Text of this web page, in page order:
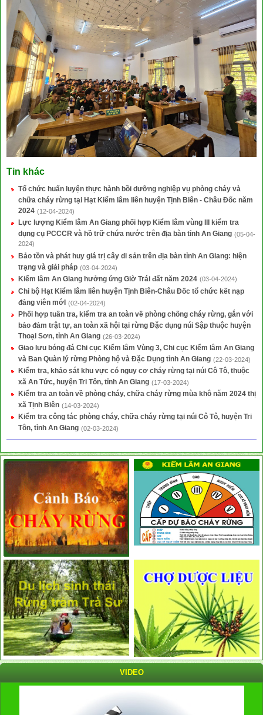
Tin khác
Tổ chức huấn luyện thực hành bồi dưỡng nghiệp vụ phòng cháy và
chữa cháy rừng tại Hạt Kiểm lâm liên huyện Tịnh Biên - Châu Đốc năm
2024 (12-04-2024)
Lực lượng Kiểm lâm An Giang phối hợp Kiểm lâm vùng III kiểm tra
dụng cụ PCCCR và hồ trữ chứa nước trên địa bàn tỉnh An Giang (05-04-
2024)
Bảo tồn và phát huy giá trị cây di sản trên địa bàn tỉnh An Giang: hiện
trạng và giải pháp (03-04-2024)
Kiểm lâm An Giang hưởng ứng Giờ Trái đất năm 2024 (03-04-2024)
Chi bộ Hạt Kiểm lâm liên huyện Tịnh Biên-Châu Đốc tổ chức kết nạp
đảng viên mớI (02-04-2024)
Phối hợp tuần tra, kiểm tra an toàn về phòng chống cháy rừng, gắn với
bảo đảm trật tự, an toàn xã hội tại rừng Đặc dụng núi Sập thuộc huyện
Thoại Sơn, tỉnh An Giang (26-03-2024)
Giao lưu bóng đá Chi cục Kiểm lâm Vùng 3, Chi cục Kiểm lâm An Giang
và Ban Quàn lý rừng Phòng hộ và Đặc Dụng tỉnh An Giang (22-03-2024)
Kiểm tra, khảo sát khu vực có nguy cơ cháy rừng tại núi Cô Tô, thuộc
xã An Tức, huyện Tri Tôn, tỉnh An Giang (17-03-2024)
Kiểm tra an toàn về phòng cháy, chữa cháy rừng mùa khô năm 2024 thị
xã Tịnh Biên (14-03-2024)
Kiểm tra công tác phòng cháy, chữa cháy rừng tại núi Cô Tô, huyện Tri
Tôn, tỉnh An Giang (02-03-2024)
VIDEO